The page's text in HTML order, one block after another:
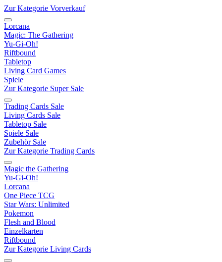
Zur Kategorie Vorverkauf
Lorcana
Magic: The Gathering
Yu-Gi-Oh!
Riftbound
Tabletop
Living Card Games
Spiele
Zur Kategorie Super Sale
Trading Cards Sale
Living Cards Sale
Tabletop Sale
Spiele Sale
Zubehör Sale
Zur Kategorie Trading Cards
Magic the Gathering
Yu-Gi-Oh!
Lorcana
One Piece TCG
Star Wars: Unlimited
Pokemon
Flesh and Blood
Einzelkarten
Riftbound
Zur Kategorie Living Cards